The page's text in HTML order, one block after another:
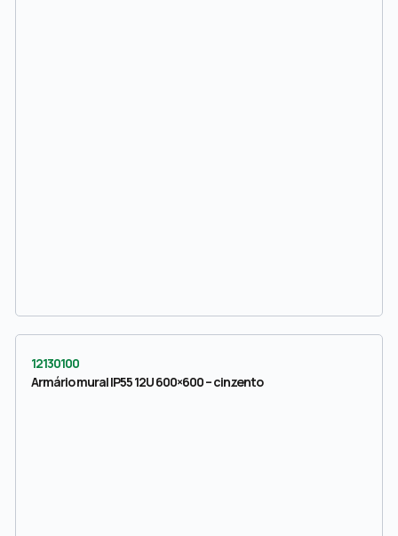
12130100
Armário mural IP55 12U 600×600 – cinzento